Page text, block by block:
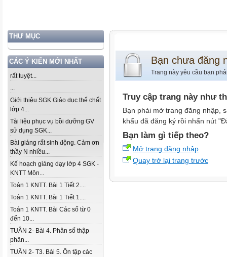
THƯ MỤC
CÁC Ý KIẾN MỚI NHẤT
rất tuyệt...
...
Giới thiệu SGK Giáo dục thể chất
lớp 4...
Tài liệu phục vụ bồi dưỡng GV
sử dụng SGK...
Bài giảng rất sinh động. Cảm ơn
thầy N nhiều...
Kế hoạch giảng dạy lớp 4 SGK -
KNTT Môn...
Toán 1 KNTT. Bài 1 Tiết 2....
Toán 1 KNTT. Bài 1 Tiết 1....
Toán 1 KNTT. Bài Các số từ 0
đến 10...
TUẦN 2- Bài 4. Phân số thập
phân...
TUẦN 2- T3. Bài 5. Ôn tập các
Bạn chưa đăng
Trang này yêu cầu bạn
Truy cập trang này như
Bạn phải mở trang đăng nhập,
khẩu đã đăng ký rồi nhấn nút
Bạn làm gì tiếp theo?
Mở trang đăng nhập
Quay trở lại trang trước